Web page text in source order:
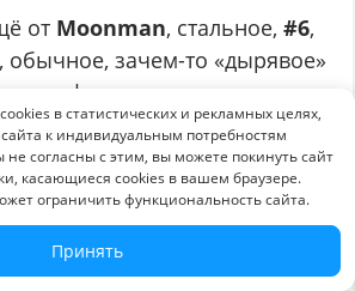
от Moonman, стальное,#6,
обычное, зачем-то «дырявое»
на фидере в этом месте я не
что оно без труда
можно менять прямо на
не боясь перепачкаться
было у меня три немецких
в статистических и рекламных целях,
к индивидуальным потребностям
не согласны с этим, вы можете покинуть сайт
касающиеся cookies в вашем браузере.
ограничить функциональность сайта.
Принять